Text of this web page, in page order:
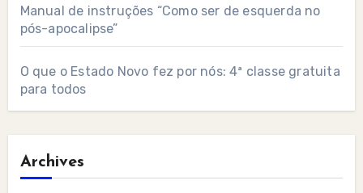
Manual de instruções “Como ser de esquerda no
pós-apocalipse”
O que o Estado Novo fez por nós: 4ª classe gratuita
para todos
Archives